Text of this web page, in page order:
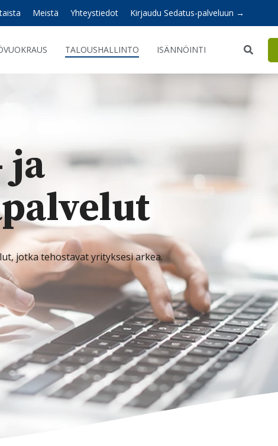
Meistä Yhteystiedot Kirjaudu Sedatus-palveluun →
TALOUSHALLINTO ISÄNNÖINTI
ja
jotka tehostavat yrityksesi arkea.